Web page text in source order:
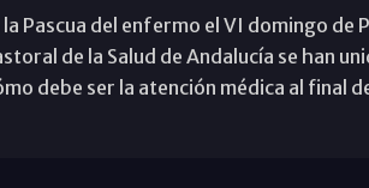
Pascua del enfermo el VI domingo de
de la Salud de Andalucía se han
debe ser la atención médica al final